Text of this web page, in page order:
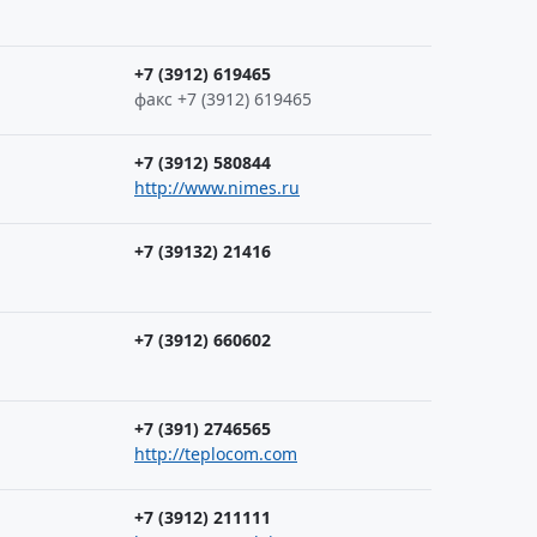
+7 (3912) 619465
факс +7 (3912) 619465
+7 (3912) 580844
http://www.nimes.ru
+7 (39132) 21416
+7 (3912) 660602
+7 (391) 2746565
http://teplocom.com
+7 (3912) 211111